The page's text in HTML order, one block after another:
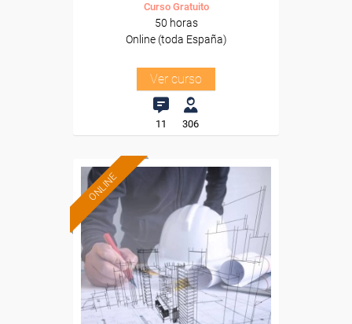
Curso Gratuito
50 horas
Online (toda España)
Ver curso
11 306
ONLINE
Formación 100%
subvencionada.
Para desempleados,
trabajadores y autónomos.
Sector
-Construcción e industrias